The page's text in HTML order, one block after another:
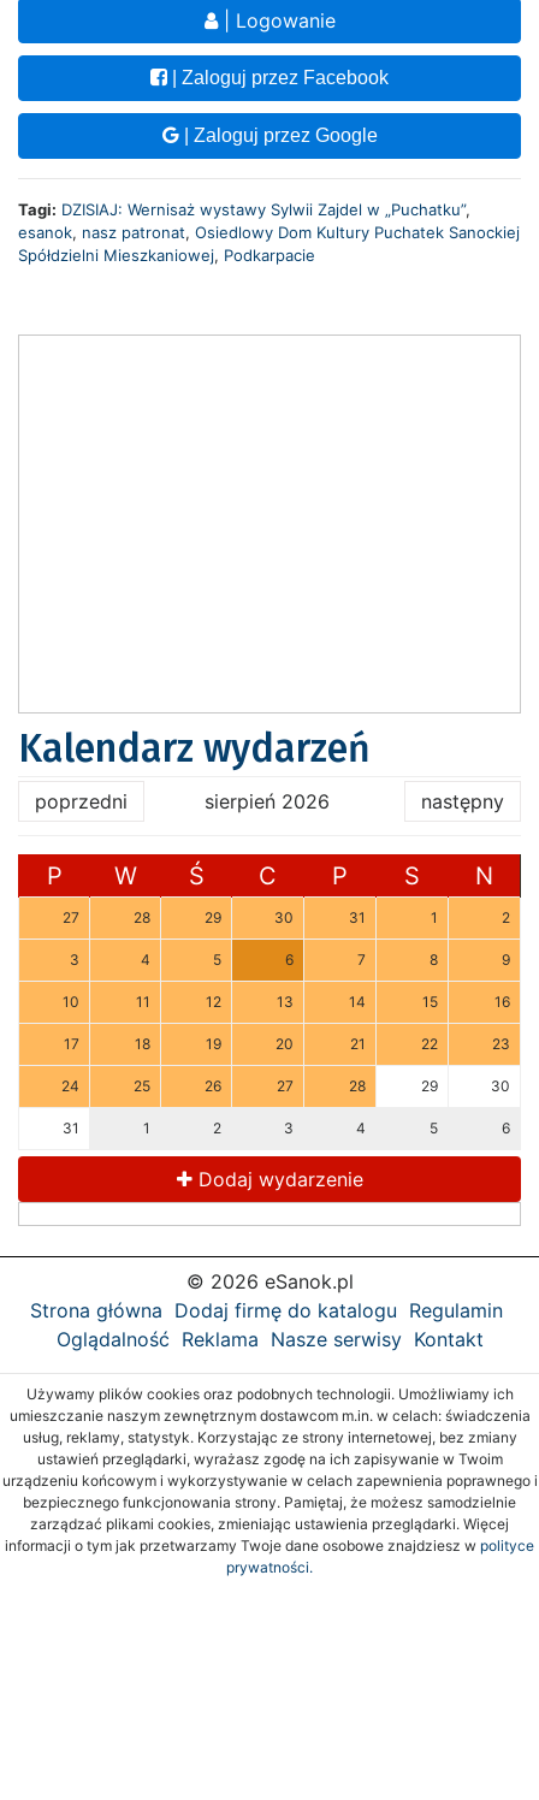
| Logowanie
| Zaloguj przez Facebook
| Zaloguj przez Google
Tagi: DZISIAJ: Wernisaż wystawy Sylwii Zajdel w „Puchatku”,
esanok, nasz patronat, Osiedlowy Dom Kultury Puchatek Sanockiej
Spółdzielni Mieszkaniowej, Podkarpacie
Kalendarz wydarzeń
poprzedni sierpień 2026 następny
P W Ś C P S N
27 28 29 30 31 1 2
3 4 5 6 7 8 9
10 11 12 13 14 15 16
17 18 19 20 21 22 23
24 25 26 27 28 29 30
31 1 2 3 4 5 6
Dodaj wydarzenie
© 2026 eSanok.pl
Strona główna Dodaj firmę do katalogu Regulamin
Oglądalność Reklama Nasze serwisy Kontakt
Używamy plików cookies oraz podobnych technologii. Umożliwiamy ich
umieszczanie naszym zewnętrznym dostawcom m.in. w celach: świadczenia
usług, reklamy, statystyk. Korzystając ze strony internetowej, bez zmiany
ustawień przeglądarki, wyrażasz zgodę na ich zapisywanie w Twoim
urządzeniu końcowym i wykorzystywanie w celach zapewnienia poprawnego i
bezpiecznego funkcjonowania strony. Pamiętaj, że możesz samodzielnie
zarządzać plikami cookies, zmieniając ustawienia przeglądarki. Więcej
informacji o tym jak przetwarzamy Twoje dane osobowe znajdziesz w polityce
prywatności.